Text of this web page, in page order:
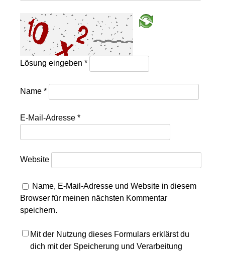
Lösung eingeben*
Name*
E-Mail-Adresse*
Website
Name, E-Mail-Adresse und Website in diesem
Browser für meinen nächsten Kommentar
speichern.
Mit der Nutzung dieses Formulars erklärst du
dich mit der Speicherung und Verarbeitung